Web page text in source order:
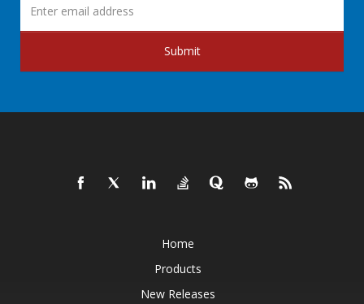
Submit
Home
Products
New Releases